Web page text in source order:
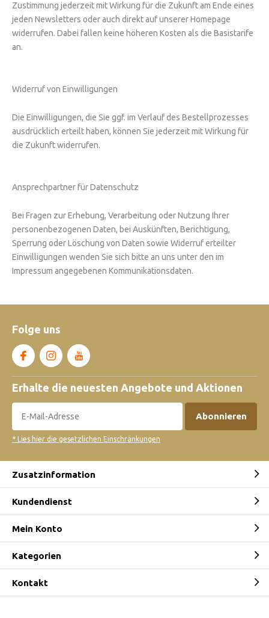
Zustimmung jederzeit mit Wirkung für die Zukunft am Ende eines
jeden Newsletters oder auch direkt auf unserer Homepage
widerrufen. Dabei fallen keine höheren Kosten als die Basistarife
an.
Widerruf von Einwilligungen
Die Einwilligungen, die Sie ggf. im Verlauf des Bestellprozesses
ausdrücklich erteilt haben, können Sie jederzeit mit Wirkung für
die Zukunft widerrufen.
Ansprechpartner für Datenschutz
Bei Fragen zur Erhebung, Verarbeitung oder Nutzung Ihrer
personenbezogenen Daten, bei Auskünften, Berichtigung,
Sperrung oder Löschung von Daten sowie Widerruf erteilter
Einwilligungen wenden Sie sich bitte an uns unter den im
Impressum angegebenen Kommunikationsdaten.
Folge uns
Erhalte die neuesten Angebote und Aktionen
Abonnieren
* Lies hier die gesetzlichen Einschränkungen
Zusatzinformation
Kundendienst
Mein Konto
Kategorien
Kontakt